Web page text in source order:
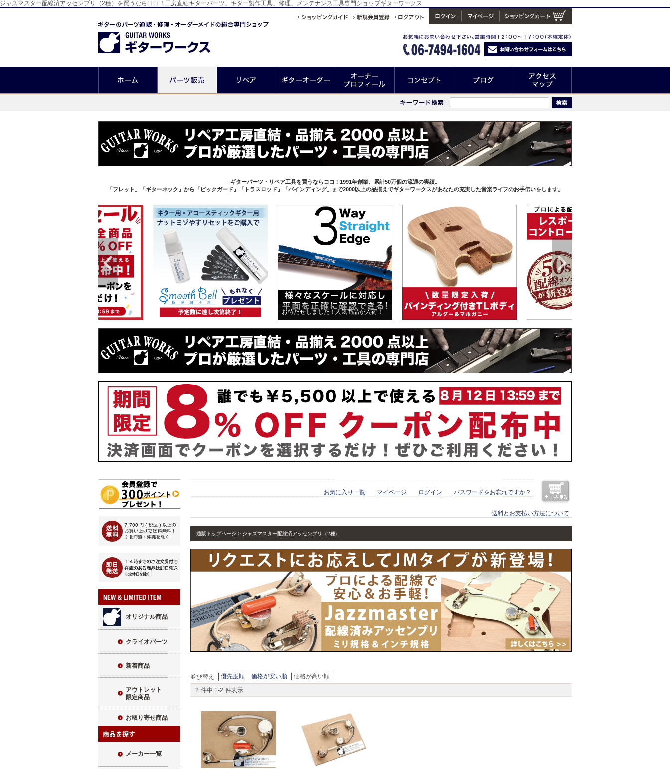
ジャズマスター配線済アッセンブリ（2種）を買うならココ！工房直結ギターパーツ、ギター製作工具、修理、メンテナンス工具専門ショップギターワークス
ギターパーツ・リペア工具を買うならココ！1991年創業、累計50万個の流通の実績。
「フレット」「ギターネック」から「ピックガード」「トラスロッド」「バインディング」まで2000以上の品揃えでギターワークスがあなたの充実した音楽ライフのお手伝いをします。
お待たせしました！人気商品が入荷！
オリジナル商品
クライオパーツ
新着商品
アウトレット
限定商品
お取り寄せ商品
メーカー一覧
お気に入り一覧 マイページ ログイン パスワードをお忘れですか？
送料とお支払い方法について
通販トップページ ジャズマスター配線済アッセンブリ（2種）
並び替え 優先度順 価格が安い順
価格が高い順
2 件中 1-2 件表示